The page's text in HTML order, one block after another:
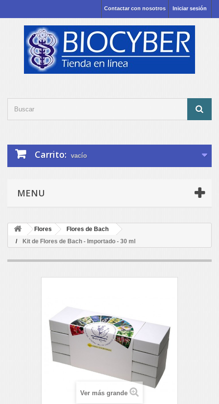
Iniciar sesión
Contactar con nosotros
Carrito: vacío
MENU
Flores
Flores de Bach
Kit de Flores de Bach - Importado - 30 ml
Ver más grande